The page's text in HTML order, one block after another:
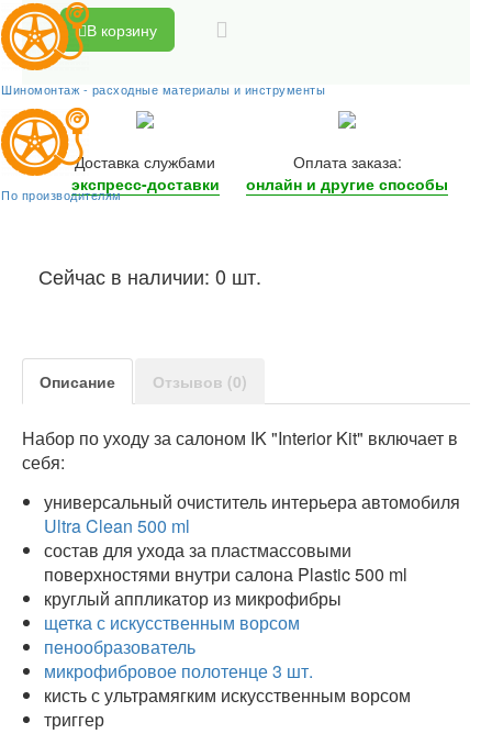
Шиномонтаж - расходные материалы и инструменты
По производителям
В корзину
Доставка службами
экспресс-доставки
Оплата заказа:
онлайн и другие способы
Сейчас в наличии: 0 шт.
Описание Отзывов (0)
Набор по уходу за салоном IK "Interior Kit" включает в
себя:
универсальный очиститель интерьера автомобиля
Ultra Clean 500 ml
состав для ухода за пластмассовыми
поверхностями внутри салона Plastic 500 ml
круглый аппликатор из микрофибры
щетка с искусственным ворсом
пенообразователь
микрофибровое полотенце 3 шт.
кисть с ультрамягким искусственным ворсом
триггер